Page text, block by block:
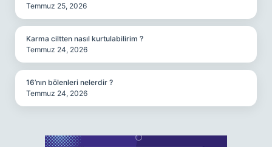
Temmuz 25, 2026
Karma ciltten nasıl kurtulabilirim ?
Temmuz 24, 2026
16’nın bölenleri nelerdir ?
Temmuz 24, 2026